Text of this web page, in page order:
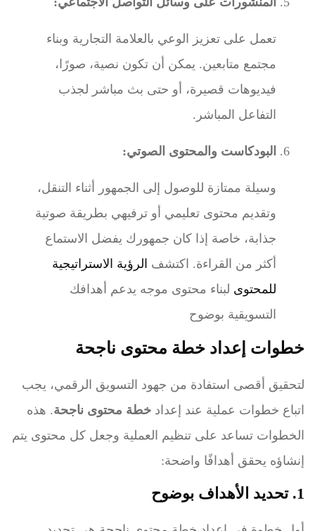
تعمل على تعزيز الوعي بالعلامة التجارية وبناء
مجتمع متابعين. يمكن أن تكون نصية، صورًا،
فيديوهات قصيرة، أو حتى بث مباشر لجذب
التفاعل المباشر.
البودكاست والمحتوى الصوتي:
وسيلة ممتازة للوصول إلى الجمهور أثناء التنقل،
وتقديم محتوى تعليمي أو ترفيهي بطريقة صوتية
جذابة، خاصة إذا كان جمهورك يفضل الاستماع
أكثر من القراءة. اكتشف الرؤية الاستراتيجية
للمحتوى لبناء محتوى موجه يدعم أهدافك
التسويقية بوضوح
خطوات إعداد خطة محتوى ناجحة
لتحقيق أقصى استفادة من جهود التسويق الرقمي، يجب
اتباع خطوات عملية عند إعداد خطة محتوى ناجحة. هذه
الخطوات تساعد على تنظيم العملية وجعل كل محتوى يتم
إنشاؤه يحقق أهدافًا واضحة:
1. تحديد الأهداف بوضوح